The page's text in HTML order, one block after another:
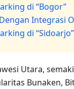
di “Bogor”
Integrasi
di “Sidoarjo”
Utara,
Bunaken,